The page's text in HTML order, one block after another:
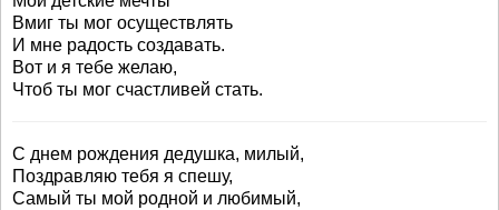
Вмиг ты мог осуществлять
И мне радость создавать.
Вот и я тебе желаю,
Чтоб ты мог счастливей стать.
С днем рождения дедушка, милый,
Поздравляю тебя я спешу,
Самый ты мой родной и любимый,